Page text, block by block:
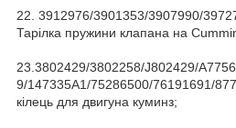
22. 3912976/3901353/3907990/
Тарілка пружини клапана на
23.3802429/3802258/J802429/
9/147335A1/75286500/76191691/
кілець для двигуна куминз;